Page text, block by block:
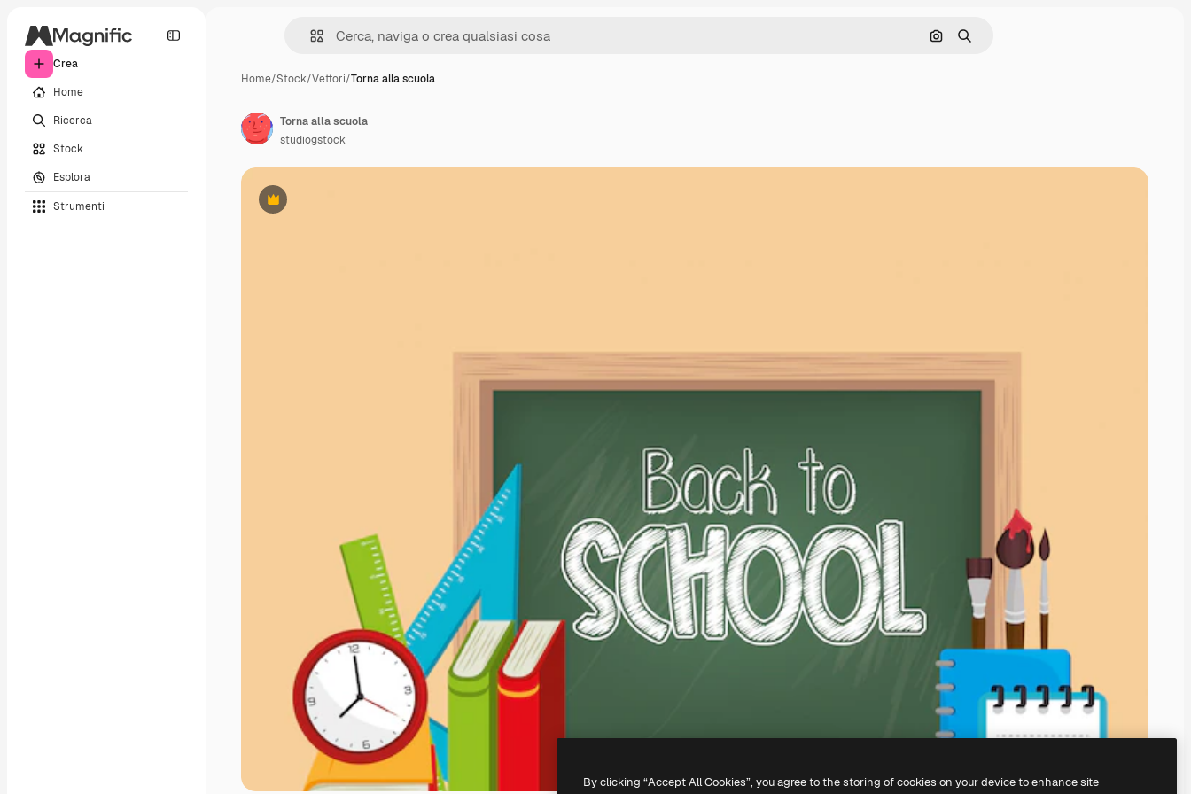
Crea
Home
Ricerca
Stock
Esplora
Strumenti
Cerca per immagine
Ricerca
Home/Stock/Vettori/Torna alla scuola
Premium
Torna alla scuola
studiogstock
By clicking “Accept All Cookies”, you agree to the storing of cookies on your device to enhance site